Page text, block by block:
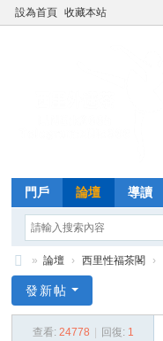
設為首頁 收藏本站
門戶 論壇 導讀
西
里
» 論壇 › 西里性福茶閣 ›
發新帖
查看: 24778 回復: 1